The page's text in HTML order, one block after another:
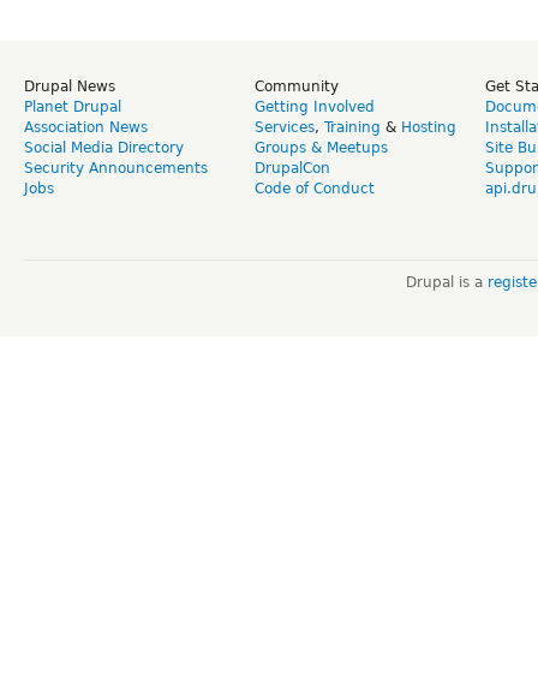
Drupal News
Planet Drupal
Association News
Social Media Directory
Security Announcements
Jobs
Community
Getting Involved
Services, Training & Hosting
Groups & Meetups
DrupalCon
Code of Conduct
Get
Site
Drupal is a